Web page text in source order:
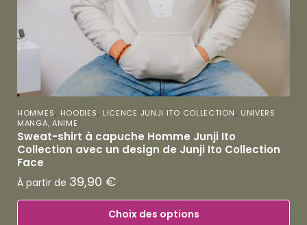
HOMMES, HOODIES, LICENCE JUNJI ITO COLLECTION, UNIVERS
MANGA, ANIME
Sweat-shirt à capuche Homme Junji Ito
Collection avec un design de Junji Ito Collection
Face
À partir de 39,90 €
Choix des options